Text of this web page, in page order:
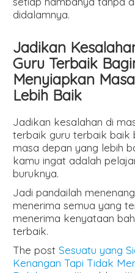
didalamnya.
Jadikan
Guru Terbaik
Menyiapkan
Lebih Baik
Jadikan kesalahan di
terbaik guru terbaik baik
masa depan yang lebih
kamu ingat adalah
buruknya.
Jadi pandailah
menerima semua yang
menerima kenyataan
terbaik.
The post Sesuatu yang
Kenangan Tapi Tidak